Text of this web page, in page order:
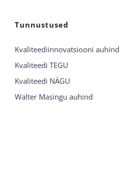
Tunnustused
Kvaliteediinnovatsiooni auhind
Kvaliteedi TEGU
Kvaliteedi NÄGU
Walter Masingu auhind